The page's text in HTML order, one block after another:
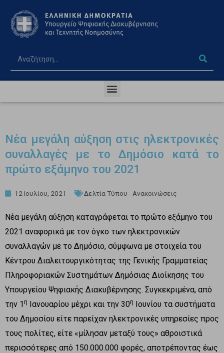
Νέα μεγάλη αύξηση στις ηλεκτρονικές
συναλλαγές με το Δημόσιο κατά το
πρώτο εξάμηνο του 2021
12 Ιουλίου, 2021 Δελτία Τύπου - Ανακοινώσεις
Νέα μεγάλη αύξηση καταγράφεται το πρώτο εξάμηνο του
2021 αναφορικά με τον όγκο των ηλεκτρονικών
συναλλαγών με το Δημόσιο, σύμφωνα με στοιχεία του
Κέντρου Διαλειτουργικότητας της Γενικής Γραμματείας
Πληροφοριακών Συστημάτων Δημόσιας Διοίκησης του
Υπουργείου Ψηφιακής Διακυβέρνησης. Συγκεκριμένα, από
την 1 η Ιανουαρίου μέχρι και την 30η Ιουνίου τα συστήματα
του Δημοσίου είτε παρείχαν ηλεκτρονικές υπηρεσίες προς
τους πολίτες, είτε «μίλησαν μεταξύ τους» αθροιστικά
περισσότερες από 150.000.000 φορές, αποτρέποντας έως